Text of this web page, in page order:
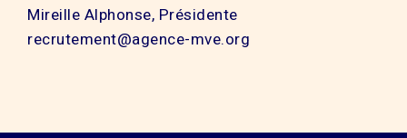
Mireille Alphonse, Présidente
recrutement@agence-mve.org